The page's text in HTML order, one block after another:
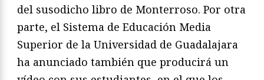
del susodicho libro de Monterroso. Por otra
parte, el Sistema de Educación Media
Superior de la Universidad de Guadalajara
ha anunciado también que producirá un